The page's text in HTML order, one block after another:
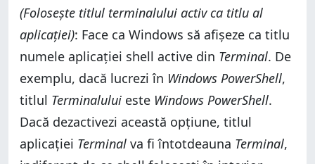
(Folosește titlul terminalului activ ca titlu al
aplicației): Face ca Windows să afișeze ca titlu
numele aplicației shell active din Terminal. De
exemplu, dacă lucrezi în Windows PowerShell,
titlul Terminalului este Windows PowerShell.
Dacă dezactivezi această opțiune, titlul
aplicației Terminal va fi întotdeauna Terminal,